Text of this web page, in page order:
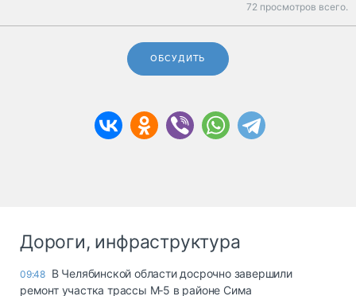
72 просмотров всего.
ОБСУДИТЬ
Дороги, инфраструктура
09:48 В Челябинской области досрочно завершили
ремонт участка трассы М‑5 в районе Сима